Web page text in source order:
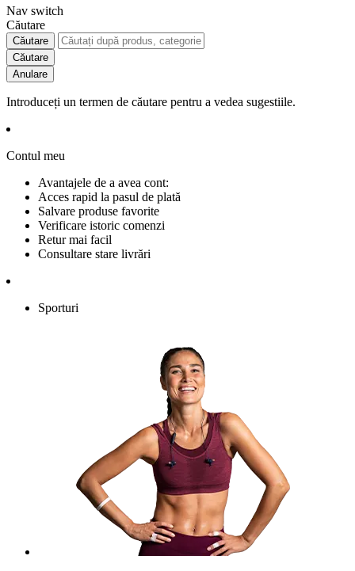
Nav switch
Căutare
Căutare
Căutare
Anulare
Introduceți un termen de căutare pentru a vedea sugestiile.
Contul meu
Avantajele de a avea cont:
Acces rapid la pasul de plată
Salvare produse favorite
Verificare istoric comenzi
Retur mai facil
Consultare stare livrări
Sporturi